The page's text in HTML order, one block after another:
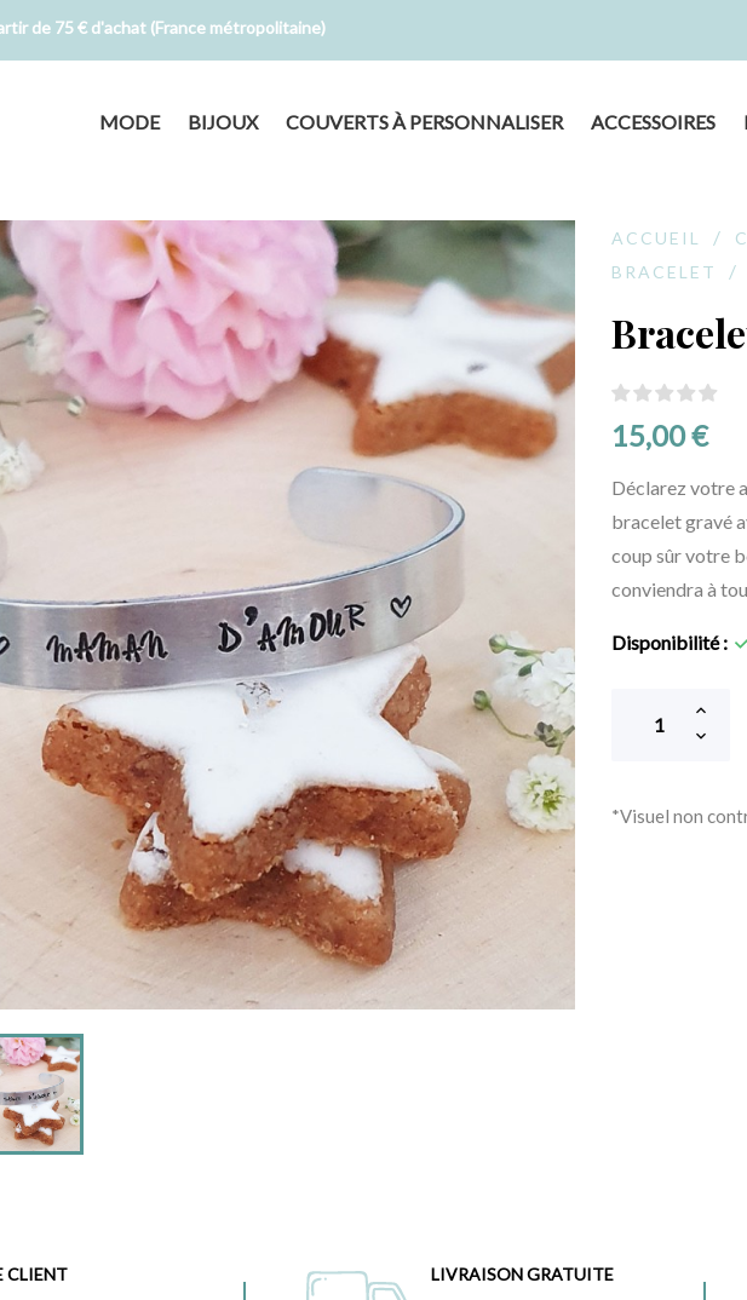
de 75 € d'achat (France métropolitaine)
MODE BIJOUX COUVERTS À PERSONNALISER ACCESSOIRES
ACCUEIL
BRACELET
15,00 €
Déclarez votre
bracelet gravé
coup sûr votre
conviendra à
Disponibilité :
*Visuel non
CLIENT LIVRAISON GRATUITE